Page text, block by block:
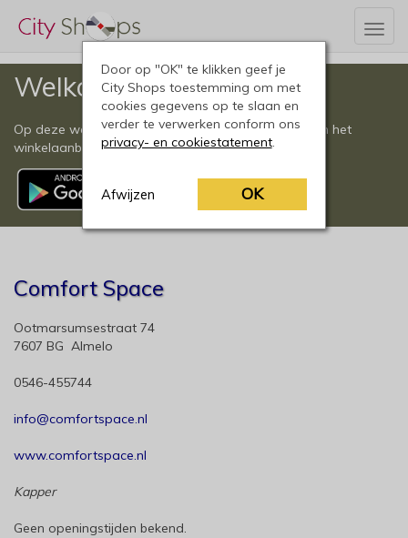
Welkom
Op deze website vindt u een compleet overzicht van het
winkelaanbod in Almelo en omgeving.
Comfort Space
Ootmarsumsestraat 74
7607 BG Almelo
0546-455744
info@comfortspace.nl
www.comfortspace.nl
Kapper
Geen openingstijden bekend.
Door op "OK" te klikken geef je
City Shops toestemming om met
cookies gegevens op te slaan en
verder te verwerken conform ons
privacy- en cookiestatement.
Afwijzen OK